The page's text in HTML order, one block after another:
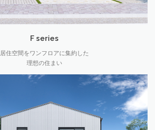
F series
居住空間をワンフロアに集約した
理想の住まい